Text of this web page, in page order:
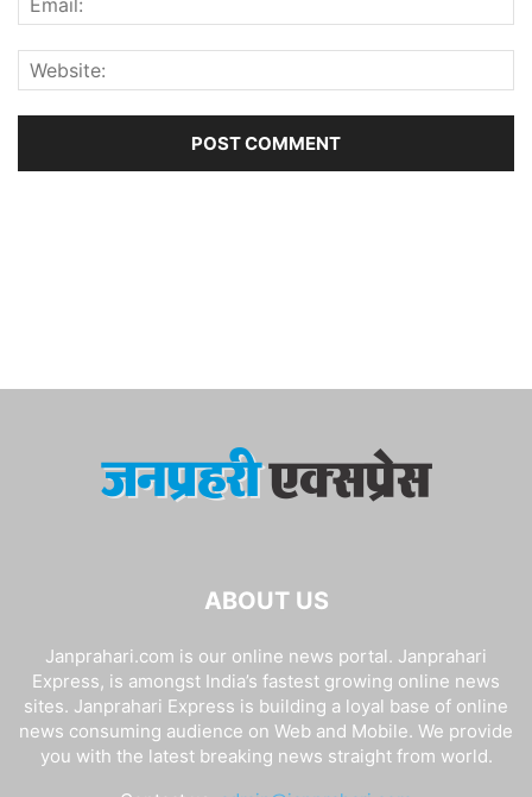
ABOUT US
Janprahari.com is our online news portal. Janprahari
Express, is amongst India’s fastest growing online news
sites. Janprahari Express is building a loyal base of online
news consuming audience on Web and Mobile. We provide
you with the latest breaking news straight from world.